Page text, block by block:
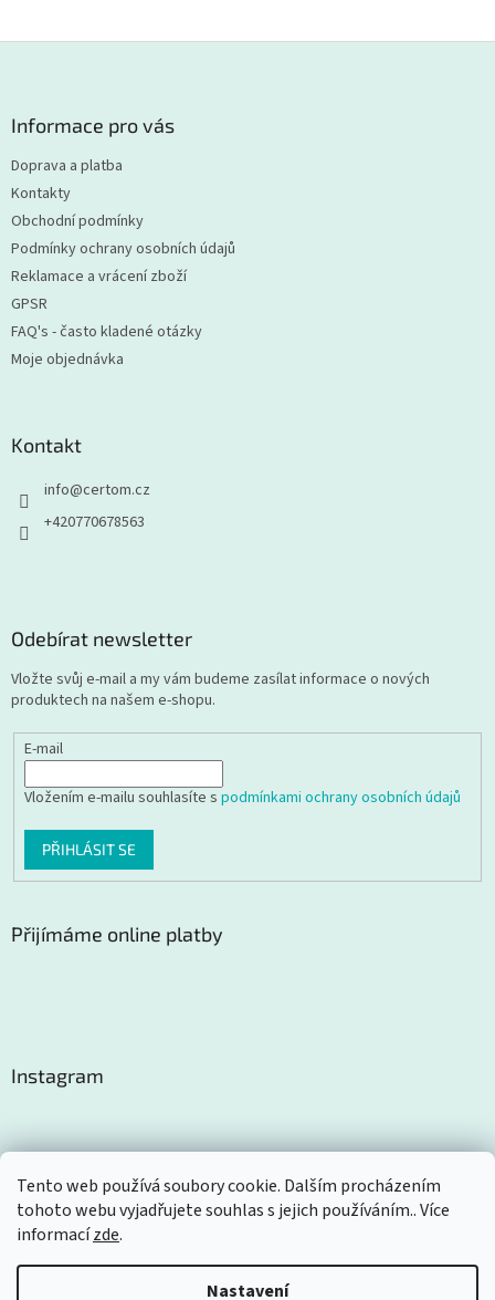
Tento web používá soubory cookie. Dalším procházením
tohoto webu vyjadřujete souhlas s jejich používáním.. Více
informacízde.
Nastavení
Informace pro vás
Doprava a platba
Kontakty
Obchodní podmínky
Podmínky ochrany osobních údajů
Reklamace a vrácení zboží
GPSR
FAQ's - často kladené otázky
Moje objednávka
Kontakt
info@certom.cz
+420770678563
Odebírat newsletter
Vložte svůj e-mail a my vám budeme zasílat informace o nových
produktech na našem e-shopu.
E-mail
Vložením e-mailu souhlasíte s podmínkami ochrany osobních údajů
PŘIHLÁSIT SE
Přijímáme online platby
Instagram
Sledovat na Instagramu